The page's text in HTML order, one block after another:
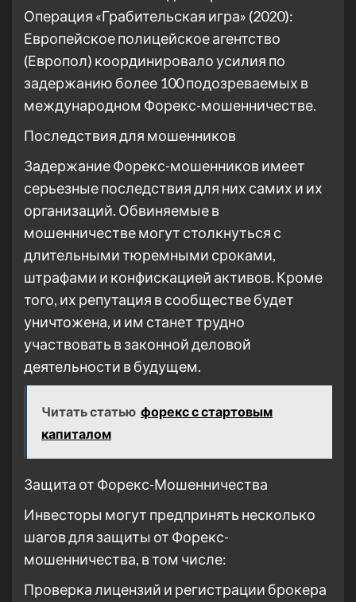
Операция «Грабительская игра» (2020):
Европейское полицейское агентство
(Европол) координировало усилия по
задержанию более 100 подозреваемых в
международном Форекс-мошенничестве.
Последствия для мошенников
Задержание Форекс-мошенников имеет
серьезные последствия для них самих и их
организаций. Обвиняемые в
мошенничестве могут столкнуться с
длительными тюремными сроками,
штрафами и конфискацией активов. Кроме
того, их репутация в сообществе будет
уничтожена, и им станет трудно
участвовать в законной деловой
деятельности в будущем.
Читать статью форекс с стартовым
капиталом
Защита от Форекс-Мошенничества
Инвесторы могут предпринять несколько
шагов для защиты от Форекс-
мошенничества, в том числе:
Проверка лицензий и регистрации брокера